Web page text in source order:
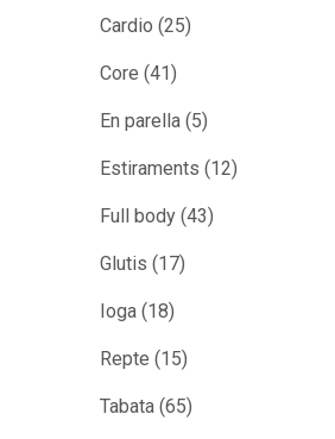
Cardio (25)
Core (41)
En parella (5)
Estiraments (12)
Full body (43)
Glutis (17)
Ioga (18)
Repte (15)
Tabata (65)